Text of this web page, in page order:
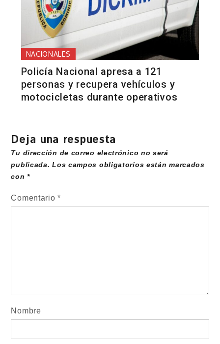
NACIONALES
Policía Nacional apresa a 121
personas y recupera vehículos y
motocicletas durante operativos
Deja una respuesta
Tu dirección de correo electrónico no será
publicada. Los campos obligatorios están marcados
con*
Comentario*
Nombre